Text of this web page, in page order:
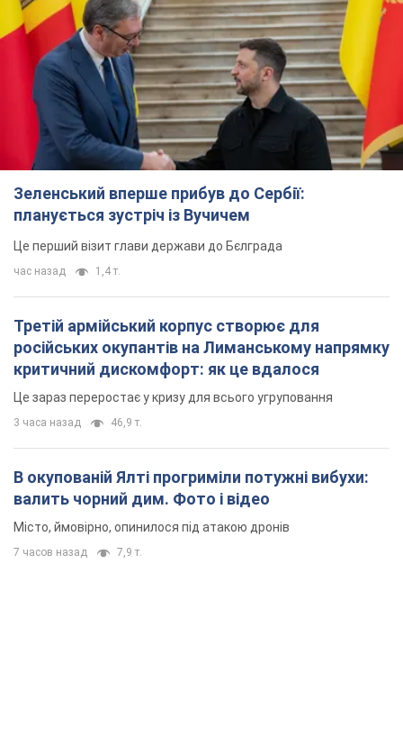
Це перший візит глави держави до Бєлграда
час назад 1,4 т.
Третій армійський корпус створює для
російських окупантів на Лиманському напрямку
критичний дискомфорт: як це вдалося
Це зараз переростає у кризу для всього угруповання
3 часа назад 46,9 т.
В окупованій Ялті прогриміли потужні вибухи:
валить чорний дим. Фото і відео
Місто, ймовірно, опинилося під атакою дронів
7 часов назад